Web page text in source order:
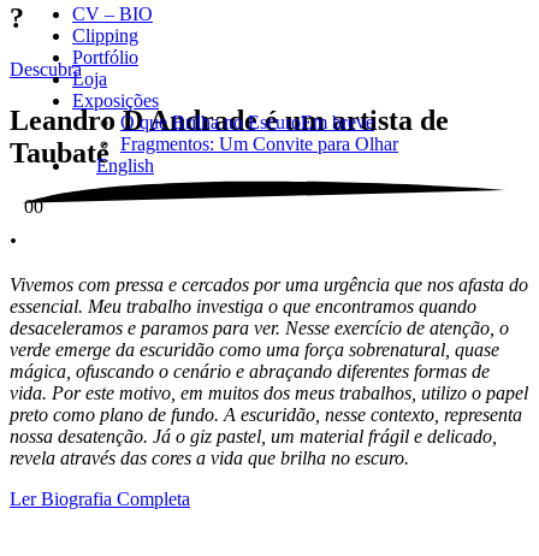
CV – BIO
Clipping
Portfólio
Loja
Exposições
O que Brilha no EscuroEm breve
Fragmentos: Um Convite para Olhar
English
00
?
Descubra
Leandro D Andrade é um artista de
Taubaté
.
Vivemos com pressa e cercados por uma urgência que nos afasta do
essencial. Meu trabalho investiga o que encontramos quando
desaceleramos e paramos para ver. Nesse exercício de atenção, o
verde emerge da escuridão como uma força sobrenatural, quase
mágica, ofuscando o cenário e abraçando diferentes formas de
vida. Por este motivo, em muitos dos meus trabalhos, utilizo o papel
preto como plano de fundo. A escuridão, nesse contexto, representa
nossa desatenção. Já o giz pastel, um material frágil e delicado,
revela através das cores a vida que brilha no escuro.
Ler Biografia Completa